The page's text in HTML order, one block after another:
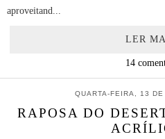
aproveitand...
LER
14
QUARTA-FEIRA, 13
RAPOSA DO